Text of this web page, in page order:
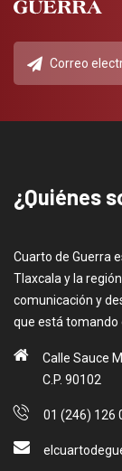
¿Quiénes
Cuarto de Guerra
Tlaxcala y la
comunicación y
que está tomando
Calle Sauce
C.P. 90102
01 (246) 126